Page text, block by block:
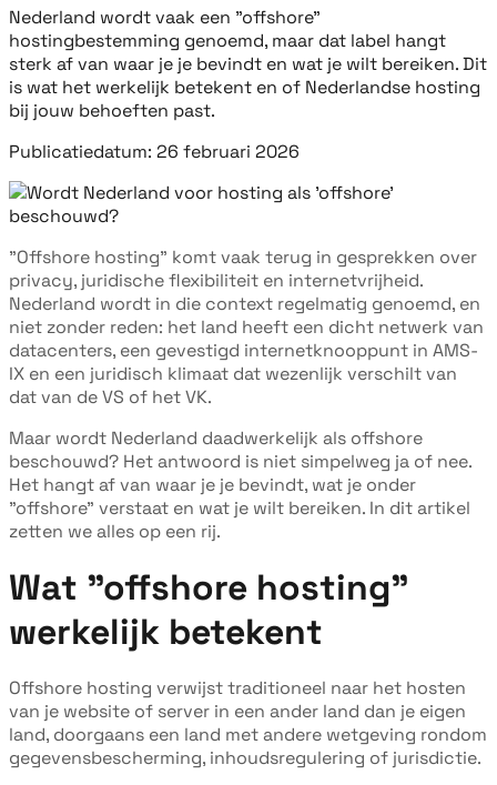
Nederland wordt vaak een "offshore"
hostingbestemming genoemd, maar dat label hangt
sterk af van waar je je bevindt en wat je wilt bereiken. Dit
is wat het werkelijk betekent en of Nederlandse hosting
bij jouw behoeften past.
Publicatiedatum: 26 februari 2026
"Offshore hosting" komt vaak terug in gesprekken over
privacy, juridische flexibiliteit en internetvrijheid.
Nederland wordt in die context regelmatig genoemd, en
niet zonder reden: het land heeft een dicht netwerk van
datacenters, een gevestigd internetknooppunt in AMS-
IX en een juridisch klimaat dat wezenlijk verschilt van
dat van de VS of het VK.
Maar wordt Nederland daadwerkelijk als offshore
beschouwd? Het antwoord is niet simpelweg ja of nee.
Het hangt af van waar je je bevindt, wat je onder
"offshore" verstaat en wat je wilt bereiken. In dit artikel
zetten we alles op een rij.
Wat "offshore hosting"
werkelijk betekent
Offshore hosting verwijst traditioneel naar het hosten
van je website of server in een ander land dan je eigen
land, doorgaans een land met andere wetgeving rondom
gegevensbescherming, inhoudsregulering of jurisdictie.